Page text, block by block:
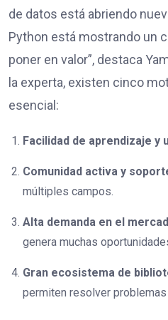
de datos está abriendo
Python está mostrando un
poner en valor”, destaca
la experta, existen cinco
esencial:
Facilidad de aprendizaje y
Comunidad activa y
múltiples campos.
Alta demanda en el
genera muchas
Gran ecosistema de
permiten resolver